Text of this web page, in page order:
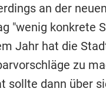
an der
"wenig konkrete
Jahr hat die
zu
sollte dann über